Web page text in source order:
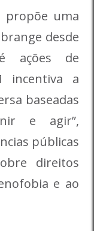
propõe uma
desde
ações de
incentiva a
baseadas
e agir”,
públicas
direitos
e ao